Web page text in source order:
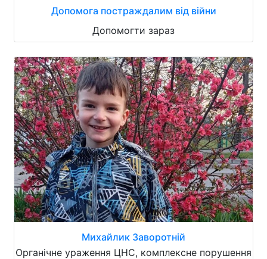
Допомога постраждалим від війни
Допомогти зараз
Михайлик Заворотній
Органічне ураження ЦНС, комплексне порушення